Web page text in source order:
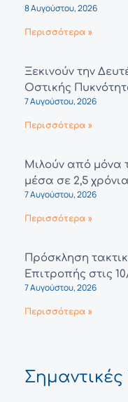
8 Αυγούστου, 2026
Περισσότερα »
Ξεκινούν την
Οστικής
7 Αυγούστου, 2026
Περισσότερα »
Μιλούν από μόνα
μέσα σε 2,5 χρόνια
7 Αυγούστου, 2026
Περισσότερα »
Πρόσκληση
Επιτροπής στις
7 Αυγούστου, 2026
Περισσότερα »